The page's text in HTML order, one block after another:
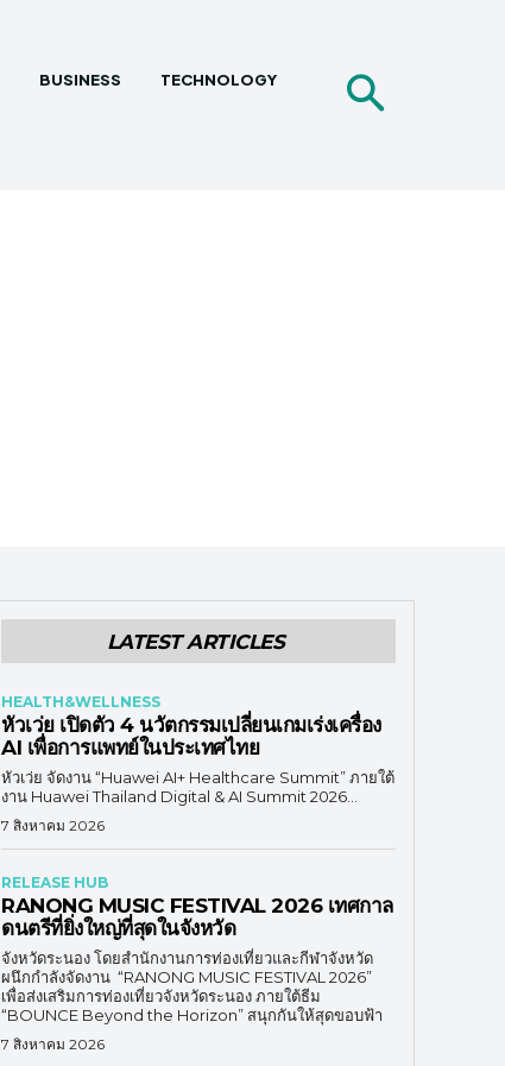
BUSINESS
TECHNOLOGY
LATEST ARTICLES
HEALTH&WELLNESS
หัวเว่ย เปิดตัว 4 นวัตกรรมเปลี่ยนเกมเร่งเครื่อง
AI เพื่อการแพทย์ในประเทศไทย
หัวเว่ย จัดงาน “Huawei AI+ Healthcare Summit” ภายใต้
งาน Huawei Thailand Digital & AI Summit 2026...
7 สิงหาคม 2026
RELEASE HUB
RANONG MUSIC FESTIVAL 2026 เทศกาล
ดนตรีที่ยิ่งใหญ่ที่สุดในจังหวัด
จังหวัดระนอง โดยสำนักงานการท่องเที่ยวและกีฬาจังหวัด
ผนึกกำลังจัดงาน “RANONG MUSIC FESTIVAL 2026”
เพื่อส่งเสริมการท่องเที่ยวจังหวัดระนอง ภายใต้ธีม
“BOUNCE Beyond the Horizon” สนุกกันให้สุดขอบฟ้า
7 สิงหาคม 2026